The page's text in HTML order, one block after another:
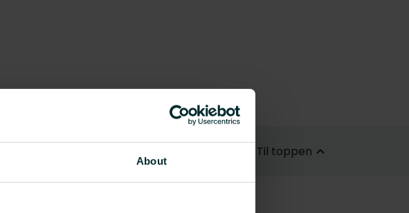
About
Til toppen